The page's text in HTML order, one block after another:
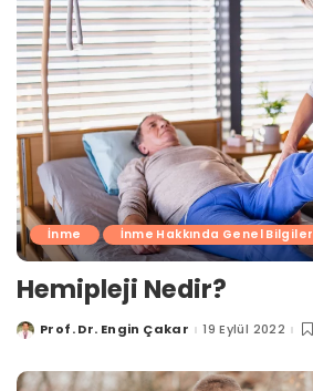
İnme İnme Hakkında Genel Bilgiler
Hemipleji Nedir?
PostedProf. Dr. Engin Çakar 19 Eylül 2022